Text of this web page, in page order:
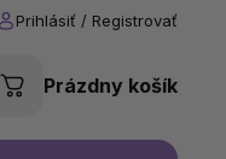
Prázdny košík